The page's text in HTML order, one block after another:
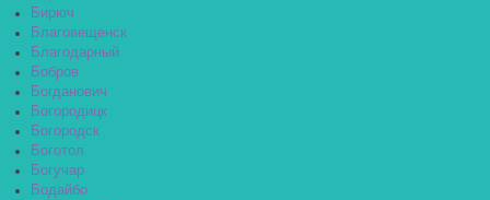
Бирюч
Благовещенск
Благодарный
Бобров
Богданович
Богородицк
Богородск
Боготол
Богучар
Бодайбо